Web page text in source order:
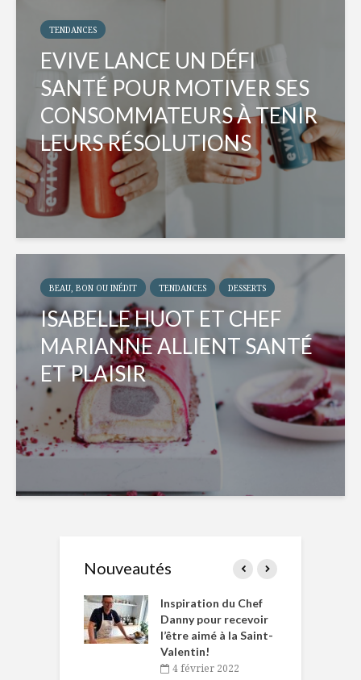
TENDANCES
EVIVE LANCE UN DÉFI
SANTÉ POUR MOTIVER SES
CONSOMMATEURS À TENIR
LEURS RÉSOLUTIONS
BEAU, BON OU INÉDIT TENDANCES DESSERTS
ISABELLE HUOT ET CHEF
MARIANNE ALLIENT SANTÉ
ET PLAISIR
Nouveautés
Inspiration du Chef
Danny pour recevoir
l’être aimé à la Saint-
Valentin!
4 février 2022